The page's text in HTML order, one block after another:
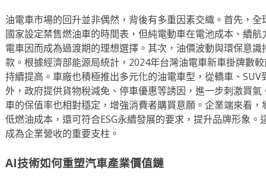
油電車市場的回升並非偶然，背後有多重因素交織。首先，
國家設定禁售燃油車的時間表，但純電動車在電池成本、續
電車因而成為過渡期的理想選擇。其次，油價波動與環保意
款。根據經濟部能源局統計，2024年台灣油電車新車掛牌數
持續提高。車廠也積極推出多元化的油電車型，從轎車、
外，政府提供貨物稅減免、停車優惠等誘因，進一步刺激買
車的保值率也相對穩定，增強消費者購買意願。企業端來看
低燃油成本，還可符合ESG永續發展的要求，提升品牌形象
成為企業營收的重要支柱。
AI技術如何重塑汽車產業價值鏈